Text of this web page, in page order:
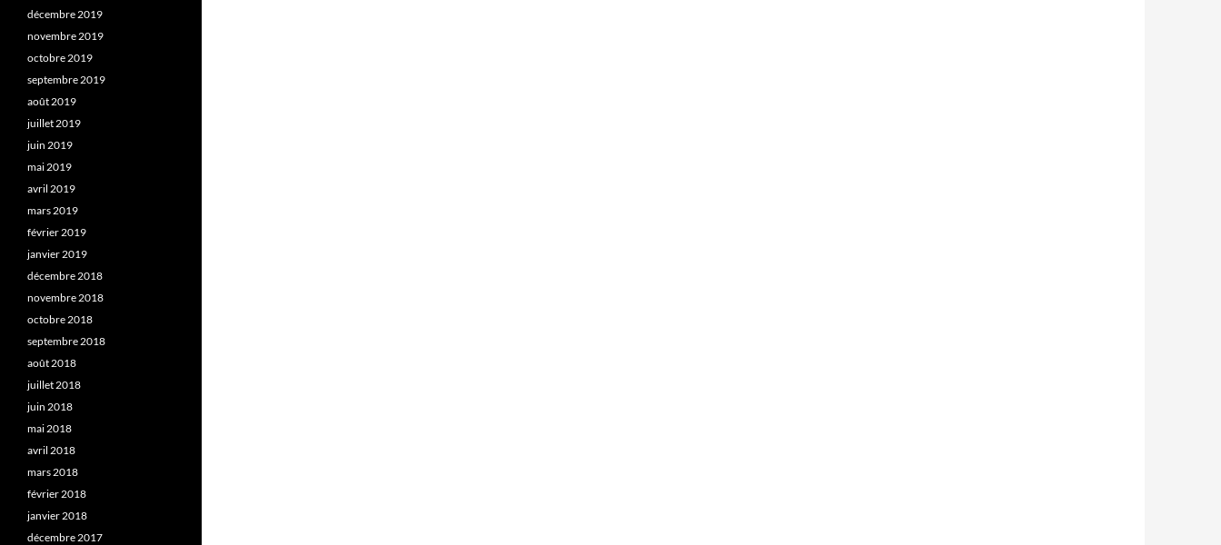
décembre 2019
novembre 2019
octobre 2019
septembre 2019
août 2019
juillet 2019
juin 2019
mai 2019
avril 2019
mars 2019
février 2019
janvier 2019
décembre 2018
novembre 2018
octobre 2018
septembre 2018
août 2018
juillet 2018
juin 2018
mai 2018
avril 2018
mars 2018
février 2018
janvier 2018
décembre 2017